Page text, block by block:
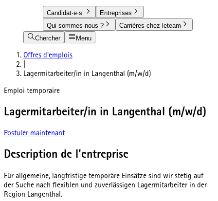
Candidat·e·s
Entreprises
Qui sommes-nous ?
Carrières chez leteam
Chercher
Menu
Offres d'emplois
Lagermitarbeiter/in in Langenthal (m/w/d)
Emploi temporaire
Lagermitarbeiter/in in Langenthal (m/w/d)
Postuler maintenant
Description de l'entreprise
Für allgemeine, langfristige temporäre Einsätze sind wir stetig auf
der Suche nach flexiblen und zuverlässigen Lagermitarbeiter in der
Region Langenthal.